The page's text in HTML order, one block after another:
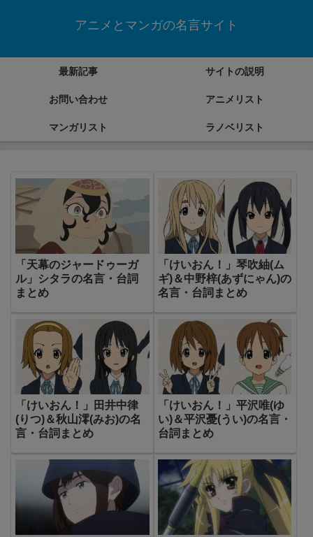
アニメとマンガの名言サイト
最新記事 サイトの説明
お問い合わせ アニメリスト
マンガリスト ラノベリスト
「天幕のジャードゥーガ
ル」シタラの名言・台詞
まとめ
「けいおん！」琴吹紬(ム
ギ)＆中野梓(あずにゃん)の
名言・台詞まとめ
「けいおん！」田井中律
(りつ)＆秋山澪(みお)の名
言・台詞まとめ
「けいおん！」平沢唯(ゆ
い)＆平沢憂(うい)の名言・
台詞まとめ